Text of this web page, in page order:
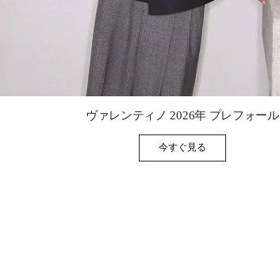
ヴァレンティノ 2026年 プレフォール
今すぐ見るLink Opens in New Tab